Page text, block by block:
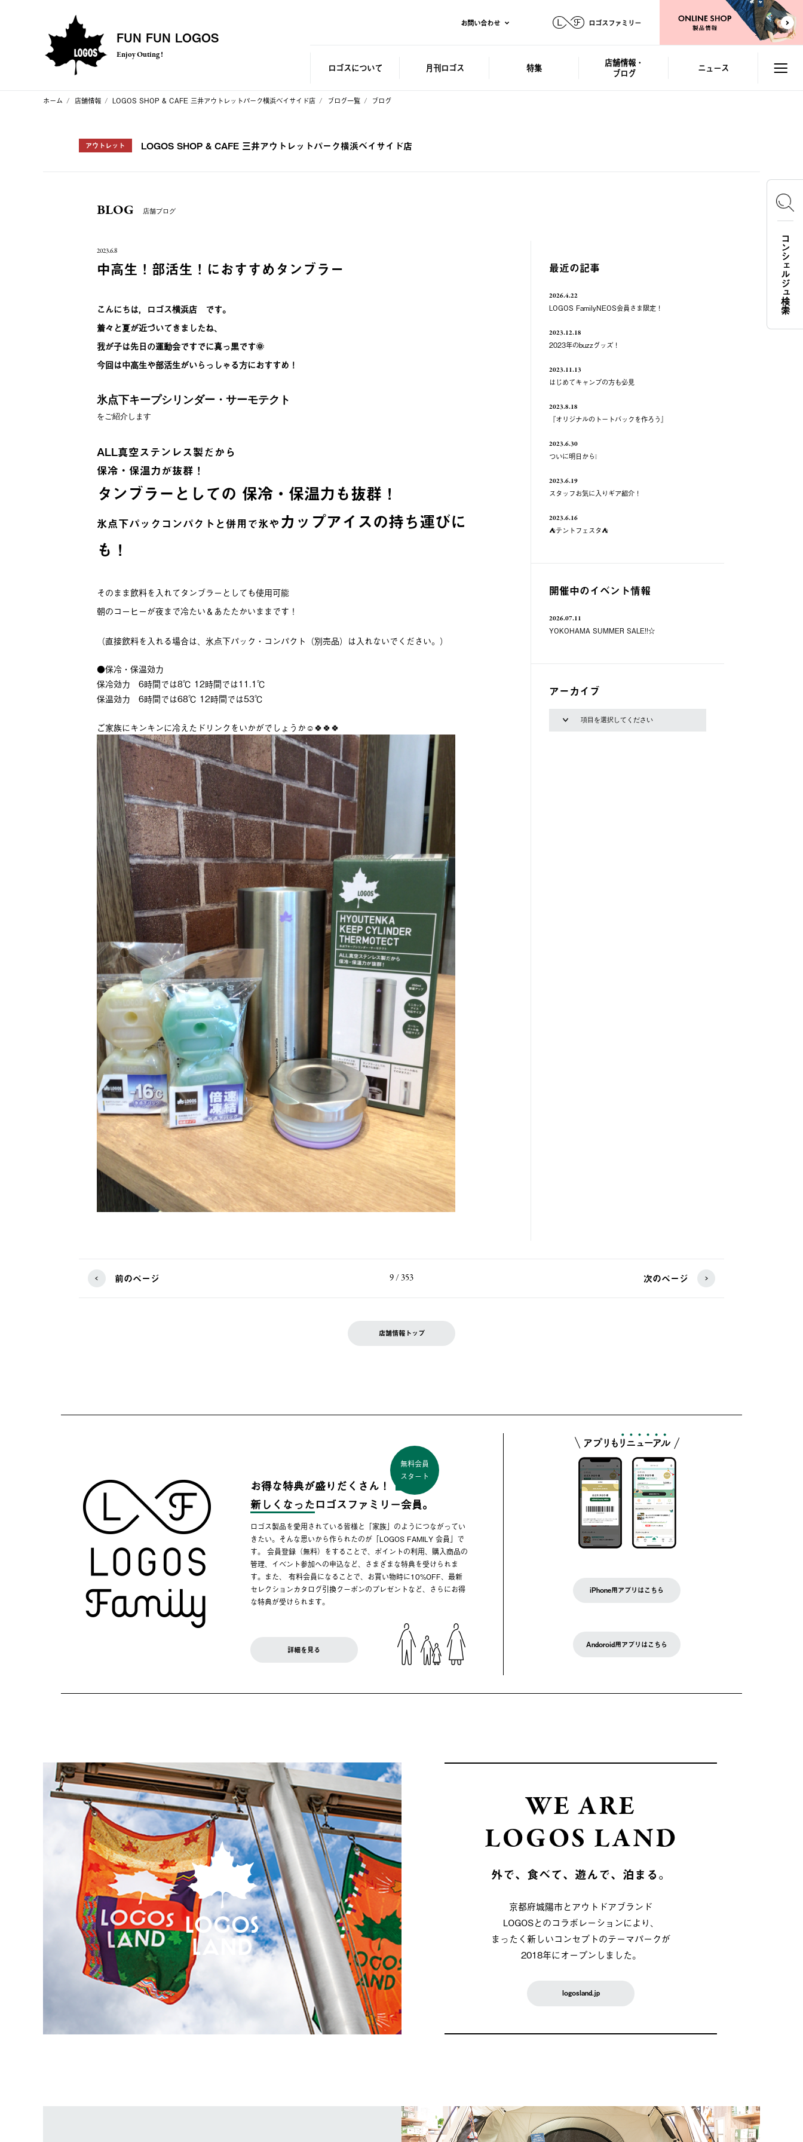
FUN FUN LOGOS
Enjoy Outing !
お問い合わせ ロゴスファミリー
ロゴスについて 月刊ロゴス 特集
店舗情報・
ブログ
ニュース
ホーム 店舗情報 LOGOS SHOP & CAFE 三井アウトレットパーク横浜ベイサイド店 ブログ一覧 ブログ
アウトレット LOGOS SHOP & CAFE 三井アウトレットパーク横浜ベイサイド店
BLOG 店舗ブログ
2023.6.8
中高生！部活生！におすすめタンブラー
こんにちは，ロゴス横浜店 です。
着々と夏が近づいてきましたね、
我が子は先日の運動会ですでに真っ黒です🌞
今回は中高生や部活生がいらっしゃる方におすすめ！
氷点下キープシリンダー・サーモテクト
をご紹介します
ALL真空ステンレス製だから
保冷・保温力が抜群！
タンブラーとしての 保冷・保温力も抜群！
氷点下パックコンパクトと併用で氷やカップアイスの持ち運びに
も！
そのまま飲料を入れてタンブラーとしても使用可能
朝のコーヒーが夜まで冷たい＆あたたかいままです！
（直接飲料を入れる場合は、氷点下パック・コンパクト（別売品）は入れないでください。）
●保冷・保温効力
保冷効力 6時間では8℃ 12時間では11.1℃
保温効力 6時間では68℃ 12時間では53℃
ご家族にキンキンに冷えたドリンクをいかがでしょうか☺️🍀🍀🍀
最近の記事
2026.4.22
LOGOS FamilyNEOS会員さま限定！
2023.12.18
2023年のbuzzグッズ！
2023.11.13
はじめてキャンプの方も必見
2023.8.18
『オリジナルのトートバックを作ろう』
2023.6.30
ついに明日から❕
2023.6.19
スタッフお気に入りギア紹介！
2023.6.16
⛺️テントフェスタ⛺️
開催中のイベント情報
2026.07.11
YOKOHAMA SUMMER SALE!!☆
アーカイブ
前のページ 9 / 353 次のページ
店舗情報トップ
お得な特典が盛りだくさん！
無料会員
スタート
新しくなったロゴスファミリー会員。
ロゴス製品を愛用されている皆様と「家族」のようにつながってい
きたい。そんな思いから作られたのが「LOGOS FAMILY 会員」で
す。 会員登録（無料）をすることで、ポイントの利用、購入商品の
管理、イベント参加への申込など、さまざまな特典を受けられま
す。また、 有料会員になることで、お買い物時に10%OFF、最新
セレクションカタログ引換クーポンのプレゼントなど、さらにお得
な特典が受けられます。
詳細を見る
iPhone用アプリはこちら
Andoroid用アプリはこちら
WE ARE
LOGOS LAND
外で、食べて、遊んで、泊まる。
京都府城陽市とアウトドアブランド
LOGOSとのコラボレーションにより、
まったく新しいコンセプトのテーマパークが
2018年にオープンしました。
logosland.jp
コンシェルジュ検索